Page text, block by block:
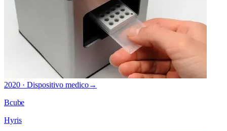
2020 · Dispositivo medico→
Bcube
Hyris